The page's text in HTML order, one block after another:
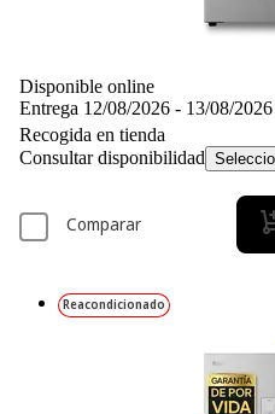
Disponible online
Entrega 12/08/2026 - 13/08/2026
Recogida en tienda
Consultar disponibilidad
Comparar
Reacondicionado